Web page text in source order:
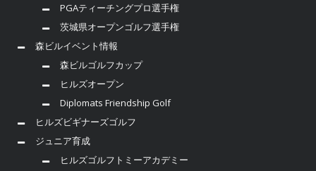
PGAティーチングプロ選手権
茨城県オープンゴルフ選手権
森ビルイベント情報
森ビルゴルフカップ
ヒルズオープン
Diplomats Friendship Golf
ヒルズビギナーズゴルフ
ジュニア育成
ヒルズゴルフトミーアカデミー